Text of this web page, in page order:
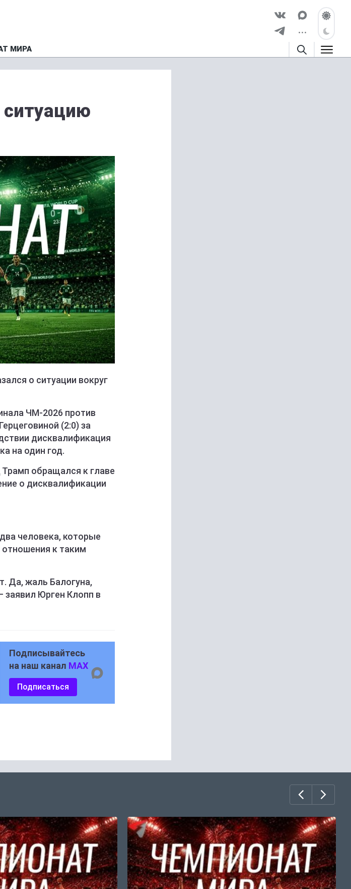
МИРА
ситуацию
о ситуации вокруг
ЧМ-2026 против
(2:0) за
дисквалификация
на один год.
обращался к главе
о дисквалификации
человека, которые
к таким
Да, жаль Балогуна,
заявил Юрген Клопп в
Подписывайтесь
на наш канал MAX
Подписаться